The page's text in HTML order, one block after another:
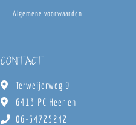
Algemene voorwaarden
CONTACT
Terweijerweg 9
6413 PC Heerlen
06-54725242